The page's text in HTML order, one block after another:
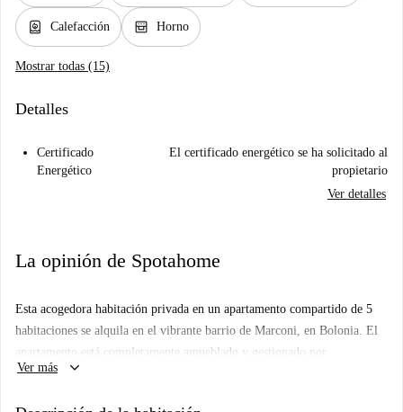
water_heater Calefacción oven_gen Horno
Mostrar todas (15)
Detalles
Certificado
Energético
El certificado energético se ha solicitado al
propietario
Ver detalles
La opinión de Spotahome
Esta acogedora habitación privada en un apartamento compartido de 5
habitaciones se alquila en el vibrante barrio de Marconi, en Bolonia. El
apartamento está completamente amueblado y gestionado por
profesionales. Cuenta con una cocina totalmente equipada,
Ver más keyboard_arrow_down